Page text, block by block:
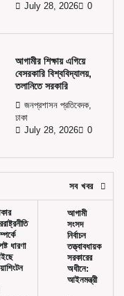
July 28, 2026
0
আগামীর শিক্ষায় এগিয়ে
বেসরকারি বিশ্ববিদ্যালয়,
তলানিতে সরকারি
জনপ্রশাসন প্রতিবেদক,
ঢাকা
July 28, 2026
0
সব খবর
ধারণা
আগামী
সংসদ
নির্বাচন
তত্ত্বাবধায়ক
সরকারের
অধীনে:
আইনমন্ত্রী